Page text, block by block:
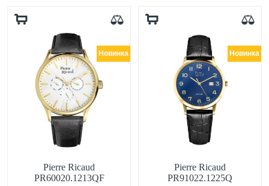
Новинка
Pierre Ricaud
PR60020.1213QF
Новинка
Pierre Ricaud
PR91022.1225Q